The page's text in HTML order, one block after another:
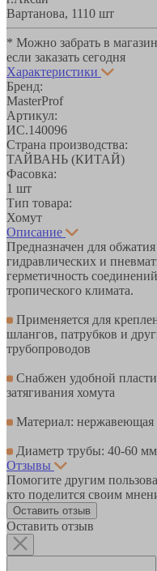
Вартанова, 1110 шт
* Можно забрать в
если заказать сегодня
Характеристики
Бренд:
MasterProf
Артикул:
ИС.140096
Страна производства:
ТАЙВАНЬ (КИТАЙ)
Фасовка:
1 шт
Тип товара:
Хомут
Описание
Предназначен для
гидравлических и
герметичность
тропического климата.
Применяется для
шлангов, патрубков и
трубопроводов
Снабжен удобной
затягивания хомута
Материал: нержавеющая
Диаметр трубы: 40-60 мм
Отзывы
Помогите другим
кто поделится своим
Оставить отзыв
Оставить отзыв